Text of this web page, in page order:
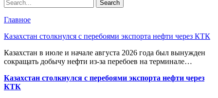
Главное
Казахстан столкнулся с перебоями экспорта нефти через КТК
Казахстан в июле и начале августа 2026 года был вынужден
сокращать добычу нефти из-за перебоев на терминале…
Казахстан столкнулся с перебоями экспорта нефти через
КТК